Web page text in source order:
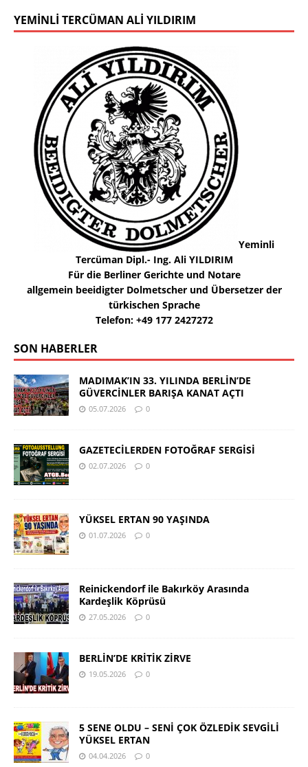
YEMINLI TERCÜMAN ALI YILDIRIM
Yeminli
Tercüman Dipl.- Ing. Ali YILDIRIM
Für die Berliner Gerichte und Notare
allgemein beeidigter Dolmetscher und Übersetzer der
türkischen Sprache
Telefon: +49 177 2427272
SON HABERLER
MADIMAK’IN 33. YILINDA BERLİN’DE
GÜVERCİNLER BARIŞA KANAT AÇTI
05.07.2026 0
GAZETECİLERDEN FOTOĞRAF SERGİSİ
02.07.2026 0
YÜKSEL ERTAN 90 YAŞINDA
01.07.2026 0
Reinickendorf ile Bakırköy Arasında
Kardeşlik Köprüsü
27.05.2026 0
BERLİN’DE KRİTİK ZİRVE
19.05.2026 0
5 SENE OLDU – SENİ ÇOK ÖZLEDİK SEVGİLİ
YÜKSEL ERTAN
04.04.2026 0